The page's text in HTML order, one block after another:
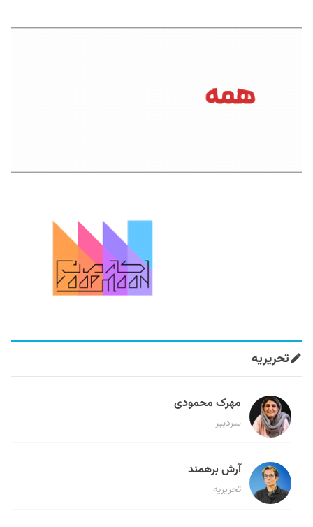
تحریریه
مهرک محمودی
سردبیر
آرش برهمند
تحریریه